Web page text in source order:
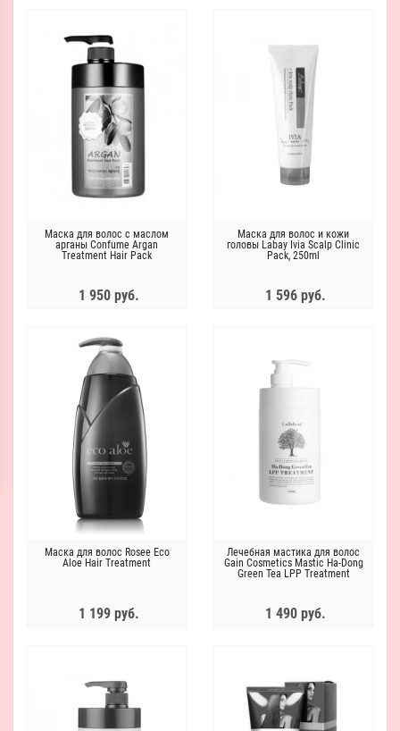
Маска для волос с маслом
арганы Confume Argan
Treatment Hair Pack
1 950 руб.
Маска для волос и кожи
головы Labay Ivia Scalp Clinic
Pack, 250ml
1 596 руб.
Маска для волос Rosee Eco
Aloe Hair Treatment
1 199 руб.
Лечебная мастика для волос
Gain Cosmetics Mastic Ha-Dong
Green Tea LPP Treatment
1 490 руб.